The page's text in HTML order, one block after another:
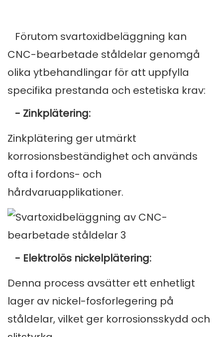
Förutom svartoxidbeläggning kan
CNC-bearbetade ståldelar genomgå
olika ytbehandlingar för att uppfylla
specifika prestanda och estetiska krav:
- Zinkplätering:
Zinkplätering ger utmärkt
korrosionsbeständighet och används
ofta i fordons- och
hårdvaruapplikationer.
- Elektrolös nickelplätering:
Denna process avsätter ett enhetligt
lager av nickel-fosforlegering på
ståldelar, vilket ger korrosionsskydd och